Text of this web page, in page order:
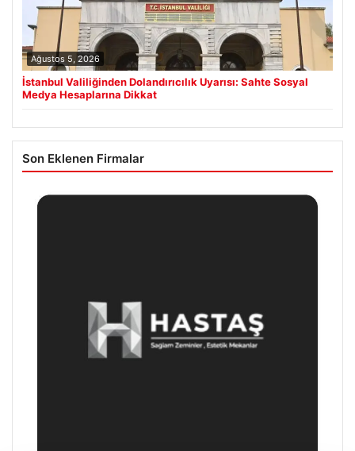
Ağustos 5, 2026
İstanbul Valiliğinden Dolandırıcılık Uyarısı: Sahte Sosyal
Medya Hesaplarına Dikkat
Son Eklenen Firmalar